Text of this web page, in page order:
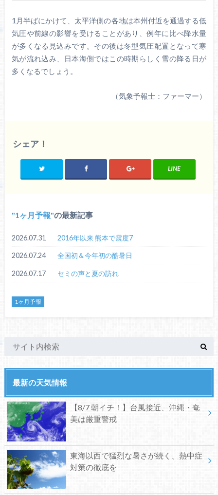
1月半ばにかけて、太平洋側の各地は本州付近を通過する低
気圧や前線の影響を受けることがあり、例年に比べ降水量
が多くなる見込みです。その後は冬型気圧配置となって寒
気が流れ込み、日本海側ではこの時期らしく雪の降る日が
多くなるでしょう。
（気象予報士：ファーマー）
シェア！
LINE
1ヶ月予報 の最新記事
2026.07.31 2016年以来 熊本で震度7
2026.07.24 全国初＆今年初の酷暑日
2026.07.17 セミの声と夏の訪れ
1ヶ月予報
最新の天気情報
【8/7 朝イチ！】台風接近、沖縄・奄
美は厳重警戒
東海以西で猛烈な暑さが続く、熱中症
対策の徹底を